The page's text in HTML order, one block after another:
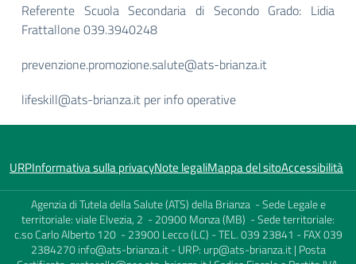
Referente Scuola Secondaria di Secondo Grado: Lidia
Frattallone 039.3940248
prevenzione.promozione.salute@ats-brianza.it
lifeskill@ats-brianza.it per info operative
URPInformativa sulla privacyNote legaliMappa del sitoAccessibilità
Agenzia di Tutela della Salute (ATS) della Brianza - Sede Legale e
territoriale: viale Elvezia, 2 - 20900 Monza (MB) - Sede territoriale:
c.so Carlo Alberto 120 - 23900 Lecco (LC) - TEL. 039 23841 - FAX 039
2384270 info@ats-brianza.it- URP: urp@ats-brianza.it| Posta